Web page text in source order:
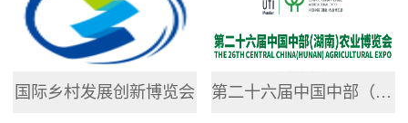
国际乡村发展创新博览会 第二十六届中国中部（湖南）农业博览会